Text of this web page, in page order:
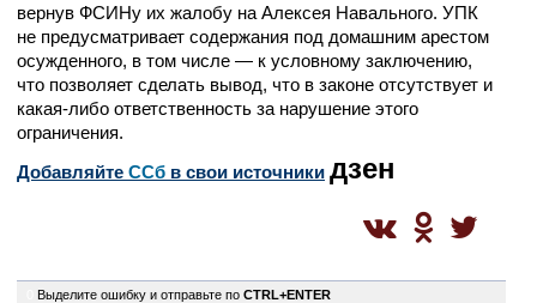
вернув ФСИНу их жалобу на Алексея Навального. УПК
не предусматривает содержания под домашним арестом
осужденного, в том числе — к условному заключению,
что позволяет сделать вывод, что в законе отсутствует и
какая-либо ответственность за нарушение этого
ограничения.
Добавляйте CСб в свои источники дзен
Выделите ошибку и отправьте по CTRL+ENTER